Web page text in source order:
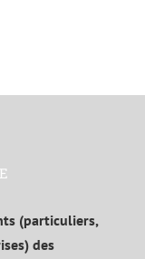
(particuliers,
des